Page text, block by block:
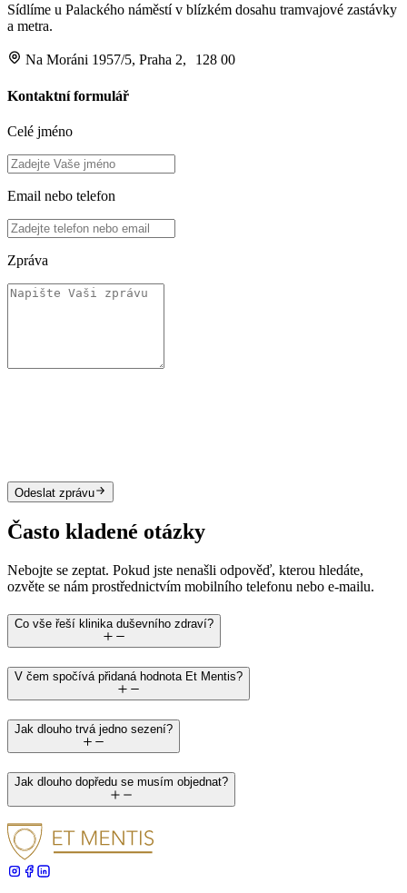
Sídlíme u Palackého náměstí v blízkém dosahu tramvajové zastávky
a metra.
Na Moráni 1957/5, Praha 2, 128 00
Kontaktní formulář
Celé jméno
Email nebo telefon
Zpráva
Odeslat zprávu
Často kladené otázky
Nebojte se zeptat. Pokud jste nenašli odpověď, kterou hledáte,
ozvěte se nám prostřednictvím mobilního telefonu nebo e-mailu.
Co vše řeší klinika duševního zdraví?
V čem spočívá přidaná hodnota Et Mentis?
Jak dlouho trvá jedno sezení?
Jak dlouho dopředu se musím objednat?